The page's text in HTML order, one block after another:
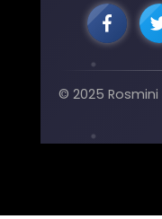
© 2025